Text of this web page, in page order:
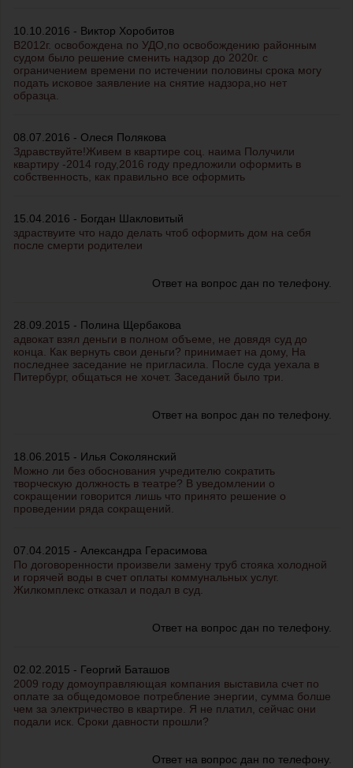
10.10.2016 - Виктор Хоробитов
В2012г. освобождена по УДО,по освобождению районным
судом было решение сменить надзор до 2020г. с
ограничением времени по истечении половины срока могу
подать исковое заявление на снятие надзора,но нет
образца.
08.07.2016 - Олеся Полякова
Здравствуйте!Живем в квартире соц. наима Получили
квартиру -2014 году,2016 году предложили оформить в
собственность, как правильно все оформить
15.04.2016 - Богдан Шакловитый
здраствуите что надо делать чтоб оформить дом на себя
после смерти родителеи
Ответ на вопрос дан по телефону.
28.09.2015 - Полина Щербакова
адвокат взял деньги в полном объеме, не довядя суд до
конца. Как вернуть свои деньги? принимает на дому, На
последнее заседание не пригласила. После суда уехала в
Питербург, общаться не хочет. Заседаний было три.
Ответ на вопрос дан по телефону.
18.06.2015 - Илья Соколянский
Можно ли без обоснования учредителю сократить
творческую должность в театре? В уведомлении о
сокращении говорится лишь что принято решение о
проведении ряда сокращений.
07.04.2015 - Александра Герасимова
По договоренности произвели замену труб стояка холодной
и горячей воды в счет оплаты коммунальных услуг.
Жилкомплекс отказал и подал в суд.
Ответ на вопрос дан по телефону.
02.02.2015 - Георгий Баташов
2009 году домоуправляющая компания выставила счет по
оплате за общедомовое потребление энергии, сумма болше
чем за электричество в квартире. Я не платил, сейчас они
подали иск. Сроки давности прошли?
Ответ на вопрос дан по телефону.